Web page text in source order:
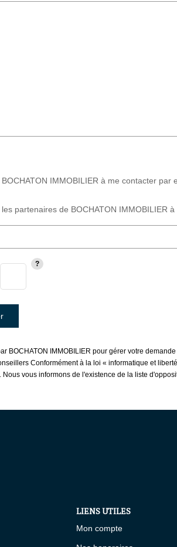
IMMOBILIER à me contacter
partenaires de BOCHATON IMMOBILIER
IMMOBILIER pour gérer votre
Conformément à la loi « informatique et
vous informons de l'existence de la liste
LIENS UTILES
Mon compte